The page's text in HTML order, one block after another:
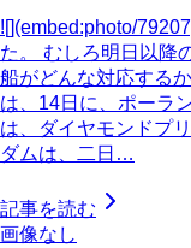
![](embed:photo/
た。 むしろ明日以降
船がどんな対応する
は、14日に、ポーラ
は、ダイヤモンドプ
ダムは、二日…
記事を読む
画像なし